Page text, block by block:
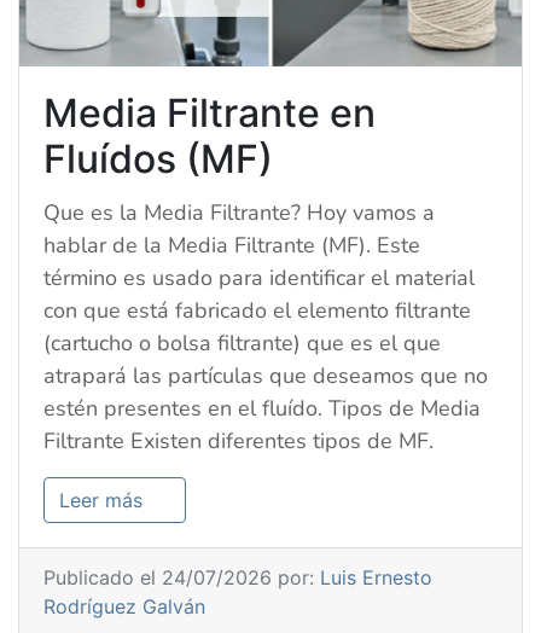
Media Filtrante en
Fluídos (MF)
Que es la Media Filtrante? Hoy vamos a
hablar de la Media Filtrante (MF). Este
término es usado para identificar el material
con que está fabricado el elemento filtrante
(cartucho o bolsa filtrante) que es el que
atrapará las partículas que deseamos que no
estén presentes en el fluído. Tipos de Media
Filtrante Existen diferentes tipos de MF.
Leer más
Publicado el 24/07/2026 por: Luis Ernesto
Rodríguez Galván